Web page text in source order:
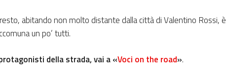
abitando non molto distante dalla città di Valentino Rossi, è
un po’ tutti.
della strada, vai a «Voci on the road».